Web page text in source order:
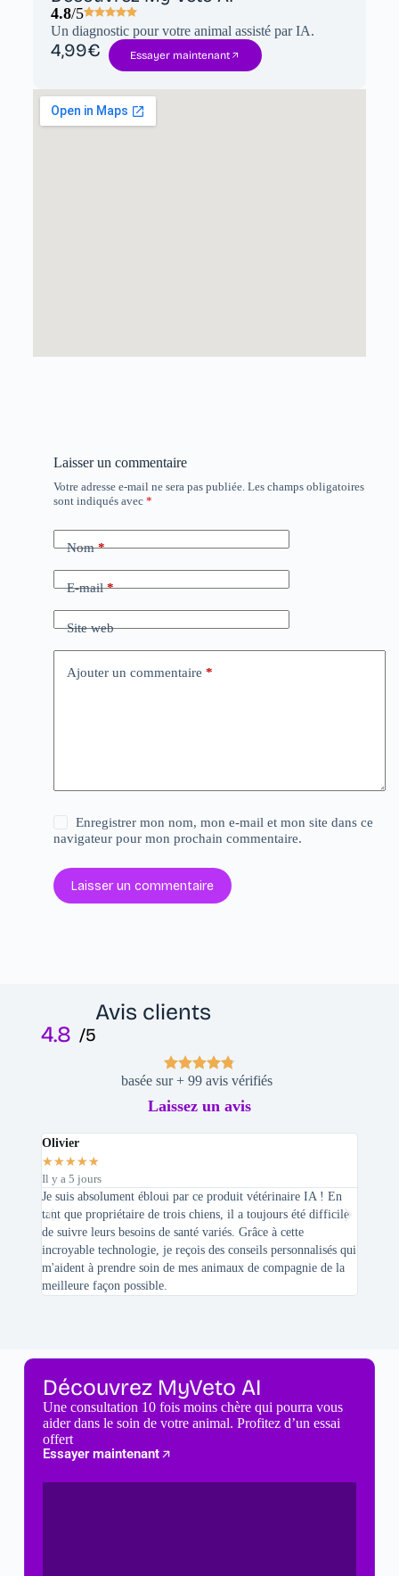
4.8/5
Un diagnostic pour votre animal assisté par IA.
4,99€ Essayer maintenant
Laisser un commentaire
Votre adresse e-mail ne sera pas publiée. Les champs obligatoires
sont indiqués avec *
Nom*
E-mail*
Site web
Ajouter un commentaire *
Enregistrer mon nom, mon e-mail et mon site dans ce
navigateur pour mon prochain commentaire.
Laisser un commentaire
Avis clients
4.8 /5
basée sur + 99 avis vérifiés
Laissez un avis
Olivier
★★★★★
Il y a 5 jours
Je suis absolument ébloui par ce produit vétérinaire IA ! En
tant que propriétaire de trois chiens, il a toujours été difficile
de suivre leurs besoins de santé variés. Grâce à cette
incroyable technologie, je reçois des conseils personnalisés qui
m'aident à prendre soin de mes animaux de compagnie de la
meilleure façon possible.
Découvrez MyVeto AI
Une consultation 10 fois moins chère qui pourra vous
aider dans le soin de votre animal. Profitez d’un essai
offert
Essayer maintenant